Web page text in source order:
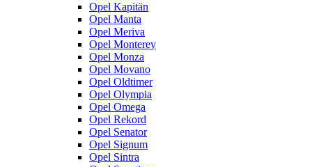
Opel Kapitän
Opel Manta
Opel Meriva
Opel Monterey
Opel Monza
Opel Movano
Opel Oldtimer
Opel Olympia
Opel Omega
Opel Rekord
Opel Senator
Opel Signum
Opel Sintra